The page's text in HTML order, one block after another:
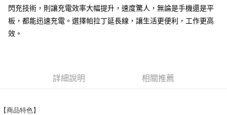
宅配
每筆NT$100，滿NT$990(含以上)免運費
閃充技術，則讓充電效率大幅提升，速度驚人，無論是手機還是平
板，都能迅速充電。選擇帕拉丁延長線，讓生活更便利，工作更高
效。
詳細說明 相關推薦
【商品特色】